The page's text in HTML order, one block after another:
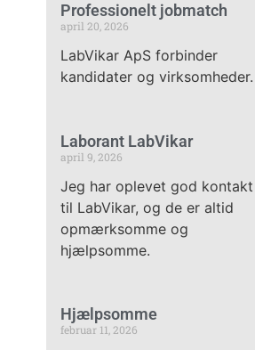
Professionelt jobmatch
april 20, 2026
LabVikar ApS forbinder
kandidater og virksomheder.
Laborant LabVikar
april 9, 2026
Jeg har oplevet god kontakt
til LabVikar, og de er altid
opmærksomme og
hjælpsomme.
Hjælpsomme
februar 11, 2026